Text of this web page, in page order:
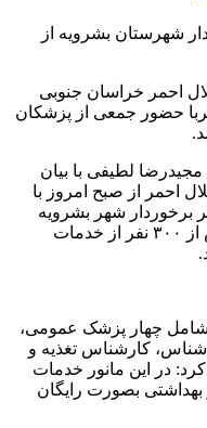
احمر خراسان جنوبی
حضور جمعی از پزشکان
مجیدرضا لطیفی با بیان
احمر از صبح امروز با
شهر بشرویه
آغاز شده است، گفت: در این طرح بیش از ۳۰۰ نفر از خدمات
شامل چهار پزشک عمومی،
شناس، کارشناس تغذیه و
در این مانور خدمات
بصورت رایگان